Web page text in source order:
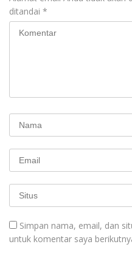
ditandai *
Simpan nama, email, dan
untuk komentar saya